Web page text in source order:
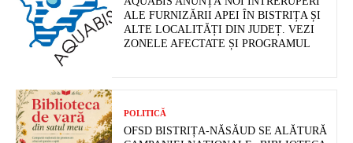
ALE FURNIZĂRII APEI ÎN BISTRIȚA ȘI
ALTE LOCALITĂȚI DIN JUDEȚ. VEZI
ZONELE AFECTATE ȘI PROGRAMUL
POLITICĂ
OFSD BISTRIȚA-NĂSĂUD SE ALĂTURĂ